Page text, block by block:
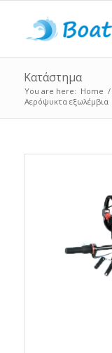
Κατάστημα
You are here: Home /
Αερόψυκτα εξωλέμβια